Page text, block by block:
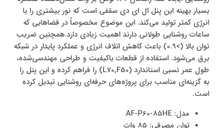
بسیار بهینه این پنل ال ای دی سقفی است که نور بیشتری را با
انرژی کمتر تولید می‌کند. این موضوع مخصوصاً در فضاهایی که
ساعات روشنایی طولانی دارند اهمیت زیادی دارد.همچنین ضریب
توان بالا (>0.9) باعث کاهش اتلاف انرژی و عملکرد پایدار در شبکه
برق می‌شود. استفاده از قطعات باکیفیت و طراحی مهندسی‌شده،
طول عمر نسبی استاندارد (L70,F50) را فراهم کرده و این پنل را
به گزینه‌ای مناسب برای پروژه‌های حرفه‌ای روشنایی تبدیل کرده
است.
مدل: AF-P60-85HE
توان مصرفی: 85 وات